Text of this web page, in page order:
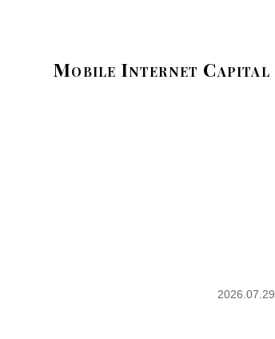
Mobile Internet Capital
2026.07.29